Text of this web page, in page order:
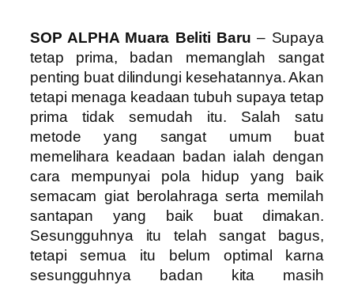
SOP ALPHA Muara Beliti Baru – Supaya
tetap prima, badan memanglah sangat
penting buat dilindungi kesehatannya. Akan
tetapi menaga keadaan tubuh supaya tetap
prima tidak semudah itu. Salah satu
metode yang sangat umum buat
memelihara keadaan badan ialah dengan
cara mempunyai pola hidup yang baik
semacam giat berolahraga serta memilah
santapan yang baik buat dimakan.
Sesungguhnya itu telah sangat bagus,
tetapi semua itu belum optimal karna
sesungguhnya badan kita masih